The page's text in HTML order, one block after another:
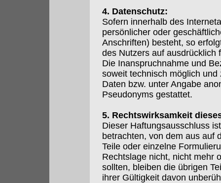
4. Datenschutz:
Sofern innerhalb des
persönlicher oder
Anschriften) besteht, so
des Nutzers auf ausdrücklich
Die Inanspruchnahme und
soweit technisch möglich
Daten bzw. unter Angabe
Pseudonyms gestattet.
5. Rechtswirksamkeit
Dieser Haftungsausschluss
betrachten, von dem aus auf
Teile oder einzelne
Rechtslage nicht, nicht mehr
sollten, bleiben die übrigen
ihrer Gültigkeit davon